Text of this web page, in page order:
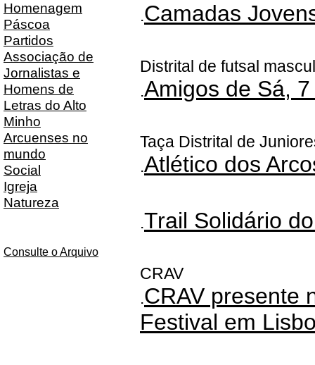
Homenagem
Páscoa
Partidos
Associação de
Jornalistas e
Homens de
Letras do Alto
Minho
Arcuenses no
mundo
Social
Igreja
Natureza
Consulte o Arquivo
.Camadas
Distrital de futsal
.Amigos de Sá,
Taça Distrital de
.Atlético dos
.Trail Solidário
CRAV
.CRAV presente
Festival em